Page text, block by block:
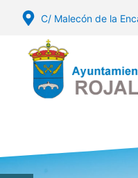
content
C/ Malecón de la